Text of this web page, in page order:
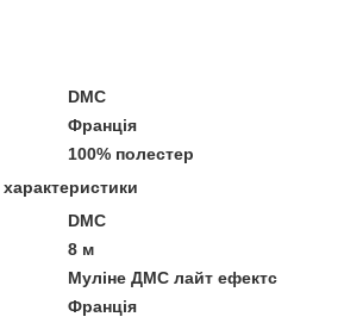
DMC
Франція
100% полестер
DMC
8 м
Муліне ДМС лайт ефектс
Франція